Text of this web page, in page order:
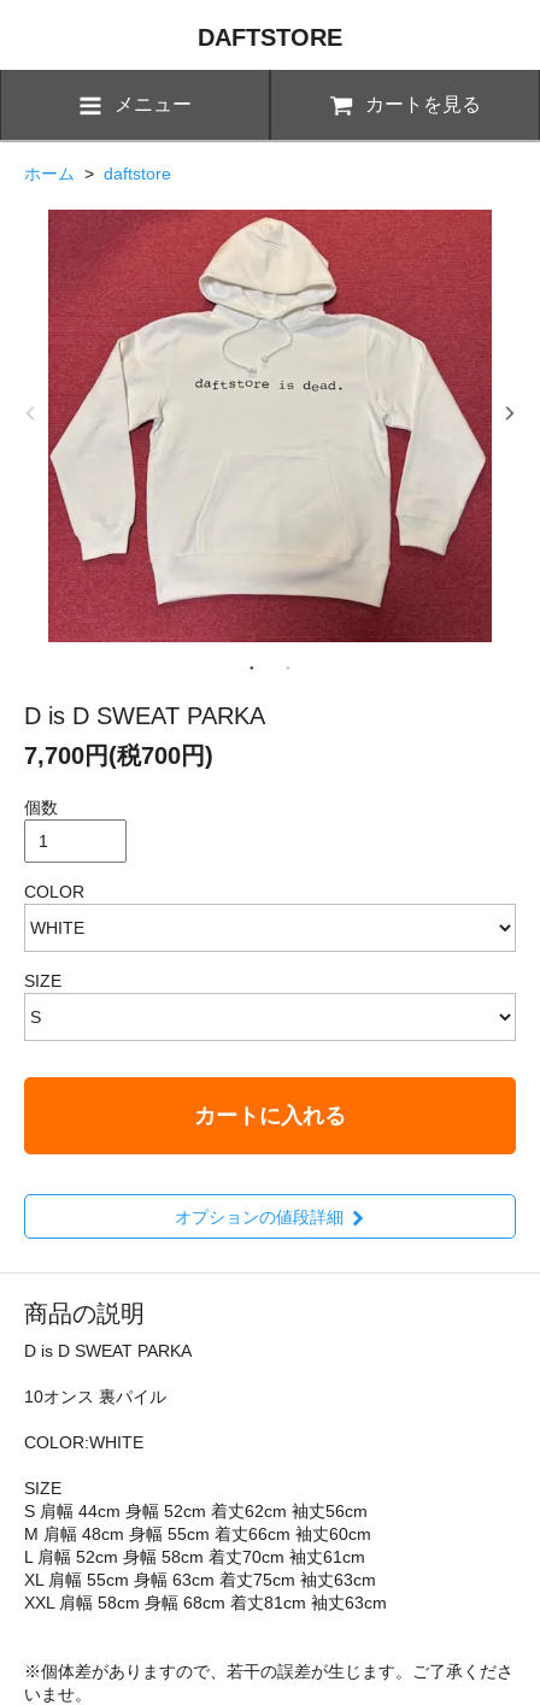
DAFTSTORE
メニュー カートを見る
ホーム > daftstore
D is D SWEAT PARKA
7,700円(税700円)
個数
COLOR
SIZE
カートに入れる
オプションの値段詳細
商品の説明
D is D SWEAT PARKA
10オンス 裏パイル
COLOR:WHITE
SIZE
S 肩幅 44cm 身幅 52cm 着丈62cm 袖丈56cm
M 肩幅 48cm 身幅 55cm 着丈66cm 袖丈60cm
L 肩幅 52cm 身幅 58cm 着丈70cm 袖丈61cm
XL 肩幅 55cm 身幅 63cm 着丈75cm 袖丈63cm
XXL 肩幅 58cm 身幅 68cm 着丈81cm 袖丈63cm
※個体差がありますので、若干の誤差が生じます。ご了承くださ
いませ。